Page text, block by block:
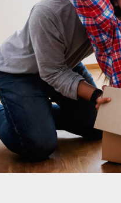
Réservez en